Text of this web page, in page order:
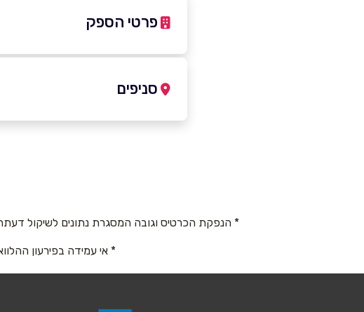
פרטי הספק
נושא*
אנא חזרו אלי בקשר ל...
סניפים
* הנפקת הכרטיס וגובה המסגרת נתונים לשיקול
* אי עמידה בפירעון